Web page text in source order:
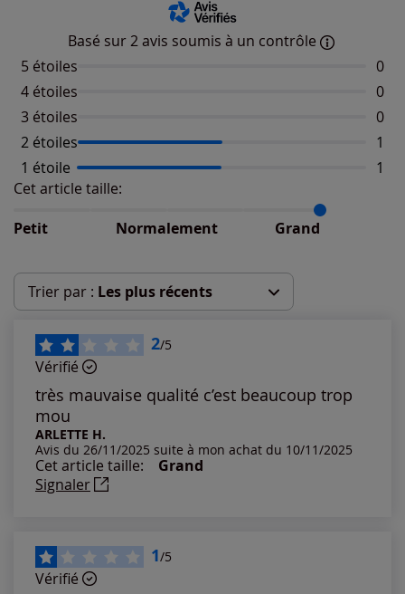
Basé sur 2 avis soumis à un contrôle
5 étoiles
0
4 étoiles
0
3 étoiles
0
2 étoiles
1
1 étoile
1
Cet article taille:
Petit
Normalement Grand
Répartition du taillant selon les avis clients
Taille petit : 0%
Taille grand : 100%
Trier par : Les plus récents
Les plus récents
Les plus anciens
Notes les plus élevées
Notes les plus basses
2/5
Vérifié
très mauvaise qualité c’est beaucoup trop
mou
ARLETTE H.
Avis du 26/11/2025 suite à mon achat du 10/11/2025
Cet article taille:
Grand
Signaler
1/5
Vérifié